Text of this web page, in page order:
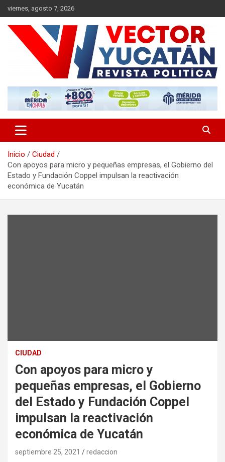
Saltar
al
contenido
viernes, agosto 7, 2026
Vector Yucatán
Inicio
Ciudad
Con apoyos para micro y pequeñas empresas, el Gobierno del
Estado y Fundación Coppel impulsan la reactivación
económica de Yucatán
CIUDAD
Con apoyos para micro y
pequeñas empresas, el Gobierno
del Estado y Fundación Coppel
impulsan la reactivación
económica de Yucatán
septiembre 25, 2021 redaccion